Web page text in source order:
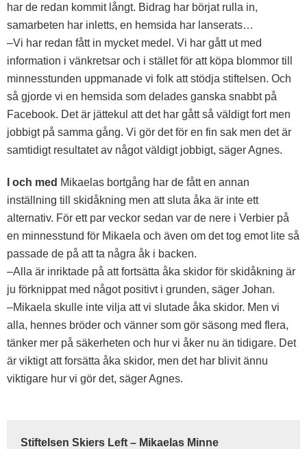
har de redan kommit långt. Bidrag har börjat rulla in,
samarbeten har inletts, en hemsida har lanserats…
–Vi har redan fått in mycket medel. Vi har gått ut med
information i vänkretsar och i stället för att köpa blommor till
minnesstunden uppmanade vi folk att stödja stiftelsen. Och
så gjorde vi en hemsida som delades ganska snabbt på
Facebook. Det är jättekul att det har gått så väldigt fort men
jobbigt på samma gång. Vi gör det för en fin sak men det är
samtidigt resultatet av något väldigt jobbigt, säger Agnes.
I och med Mikaelas bortgång har de fått en annan
inställning till skidåkning men att sluta åka är inte ett
alternativ. För ett par veckor sedan var de nere i Verbier på
en minnesstund för Mikaela och även om det tog emot lite så
passade de på att ta några åk i backen.
–Alla är inriktade på att fortsätta åka skidor för skidåkning är
ju förknippat med något positivt i grunden, säger Johan.
–Mikaela skulle inte vilja att vi slutade åka skidor. Men vi
alla, hennes bröder och vänner som gör säsong med flera,
tänker mer på säkerheten och hur vi åker nu än tidigare. Det
är viktigt att forsätta åka skidor, men det har blivit ännu
viktigare hur vi gör det, säger Agnes.
Stiftelsen Skiers Left – Mikaelas Minne